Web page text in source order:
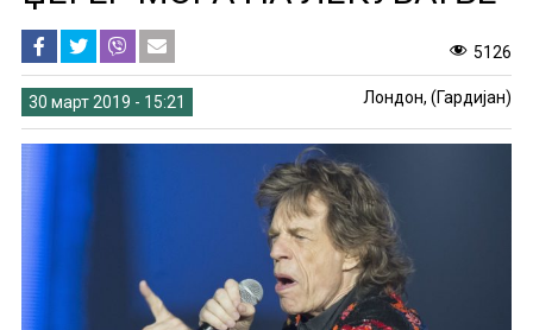
5126
30 март 2019 - 15:21 Лондон, (Гардијан)